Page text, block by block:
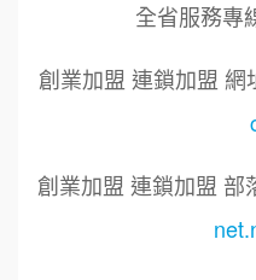
全省服務專
創業加盟 連鎖加盟 網
創業加盟 連鎖加盟